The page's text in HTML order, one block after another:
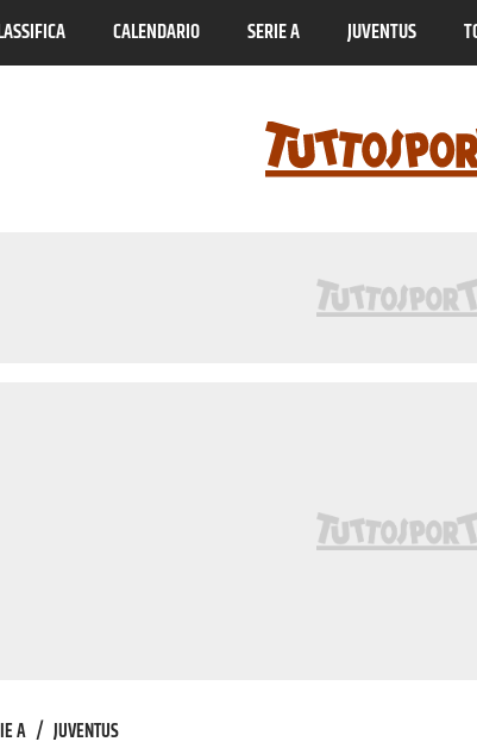
CALENDARIO SERIE A JUVENTUS
A / JUVENTUS